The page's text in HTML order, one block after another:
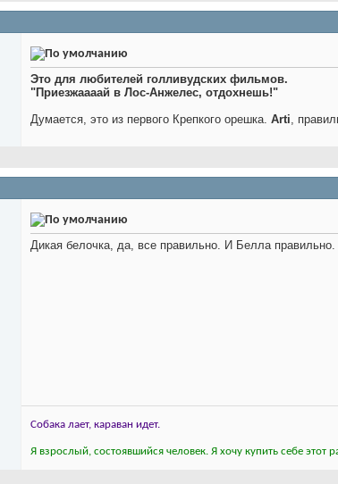
Это для любителей голливудских фильмов.
"Приезжаааай в Лос-Анжелес, отдохнешь!"
Думается, это из первого Крепкого орешка. Arti ,
Дикая белочка, да, все правильно. И Белла правильно.
Собака лает, караван идет.
Я взрослый, состоявшийся человек. Я хочу купить себе этот